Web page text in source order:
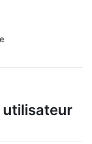
utilisateur